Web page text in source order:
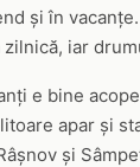
și în
iar
e bine
apar și
și